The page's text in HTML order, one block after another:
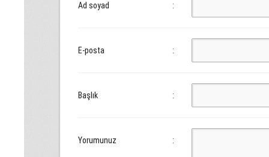
Ad soyad :
E-posta :
Başlık :
Yorumunuz :